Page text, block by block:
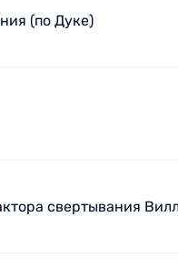
(по Дуке)
свертывания